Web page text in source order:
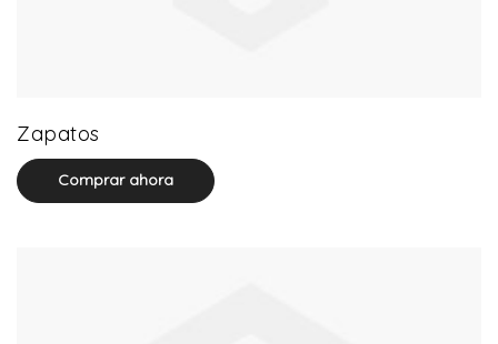
Zapatos
Comprar ahora